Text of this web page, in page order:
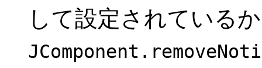
して設定されている